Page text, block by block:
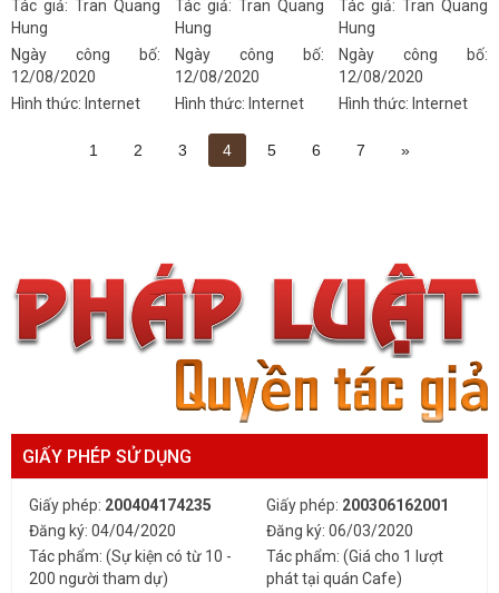
Tác giả:
Tran Quang
Hung
Ngày công bố:
12/08/2020
Hình thức: Internet
Tác giả:
Tran Quang
Hung
Ngày công bố:
12/08/2020
Hình thức: Internet
Tác giả:
Tran Quang
Hung
Ngày công bố:
12/08/2020
Hình thức: Internet
1 2 3 4 5 6 7 »
GIẤY PHÉP SỬ DỤNG
Giấy phép: 200404174235
Đăng ký: 04/04/2020
Tác phẩm: (Sự kiện có từ 10 -
200 người tham dự)
Giấy phép: 200306162001
Đăng ký: 06/03/2020
Tác phẩm: (Giá cho 1 lượt
phát tại quán Cafe)